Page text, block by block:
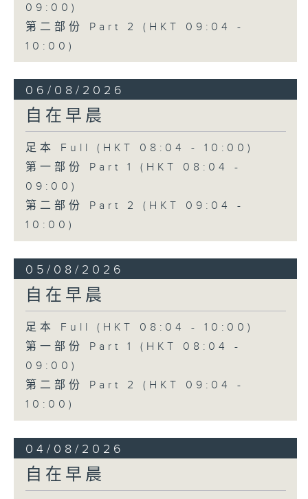
09:00)
第二部份 Part 2 (HKT 09:04 -
10:00)
06/08/2026
自在早晨
足本 Full (HKT 08:04 - 10:00)
第一部份 Part 1 (HKT 08:04 -
09:00)
第二部份 Part 2 (HKT 09:04 -
10:00)
05/08/2026
自在早晨
足本 Full (HKT 08:04 - 10:00)
第一部份 Part 1 (HKT 08:04 -
09:00)
第二部份 Part 2 (HKT 09:04 -
10:00)
04/08/2026
自在早晨